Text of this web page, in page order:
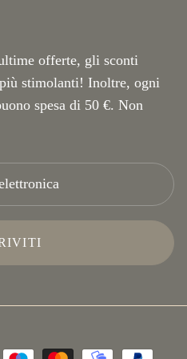
offerte, gli sconti
stimolanti! Inoltre, ogni
spesa di 50 €. Non